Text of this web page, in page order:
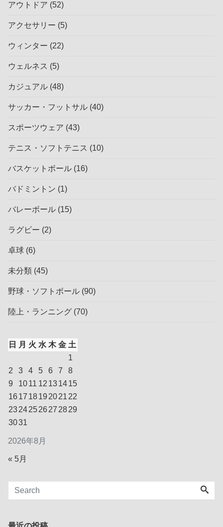
アウトドア (52)
アクセサリー (5)
ウィンター (22)
ウェルネス (5)
カジュアル (48)
サッカー・フットサル (40)
スポーツウェア (43)
テニス・ソフトテニス (10)
バスケットボール (16)
バドミントン (1)
バレーボール (15)
ラグビー (2)
卓球 (6)
未分類 (45)
野球・ソフトボール (90)
陸上・ランニング (70)
2026年8月
日 月 火 水 木 金 土
1
2
3 4 5 6 7
8
9
1011 12 131415
1617 1819 2021 22
2324252627 2829
3031
« 5月